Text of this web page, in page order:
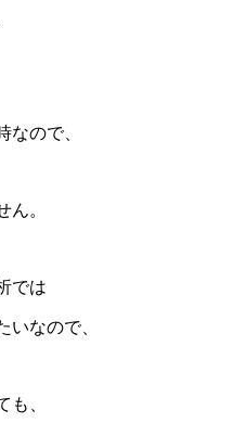
なので、
ん。
では
いなので、
も、